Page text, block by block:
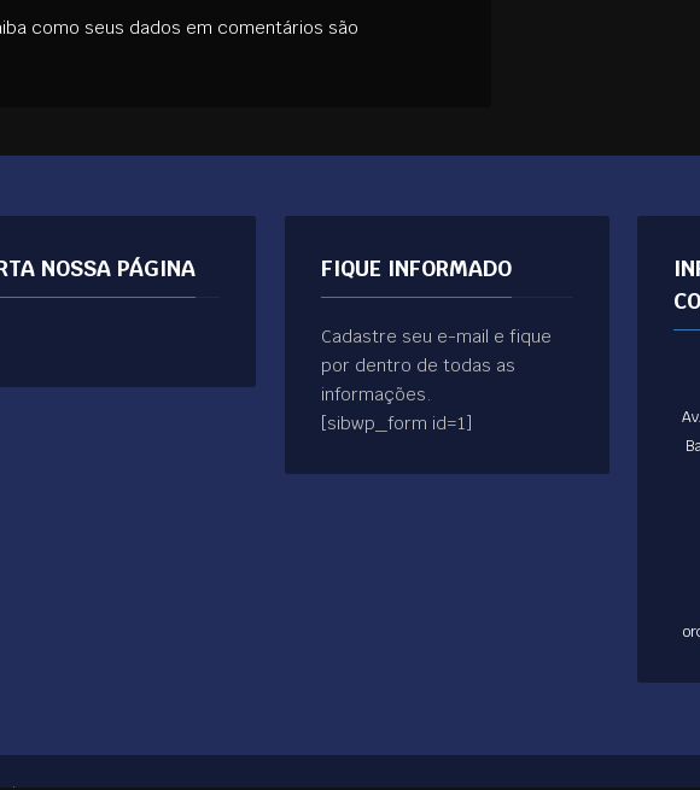
como seus dados em comentários são
NOSSA PÁGINA FIQUE INFORMADO
Cadastre seu e-mail e fique
por dentro de todas as
informações.
[sibwp_form id=1]